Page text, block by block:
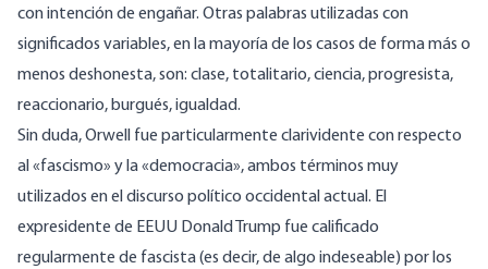
con intención de engañar. Otras palabras utilizadas con
significados variables, en la mayoría de los casos de forma más o
menos deshonesta, son: clase, totalitario, ciencia, progresista,
reaccionario, burgués, igualdad.
Sin duda, Orwell fue particularmente clarividente con respecto
al «fascismo» y la «democracia», ambos términos muy
utilizados en el discurso político occidental actual. El
expresidente de EEUU Donald Trump fue calificado
regularmente de fascista (es decir, de algo indeseable) por los